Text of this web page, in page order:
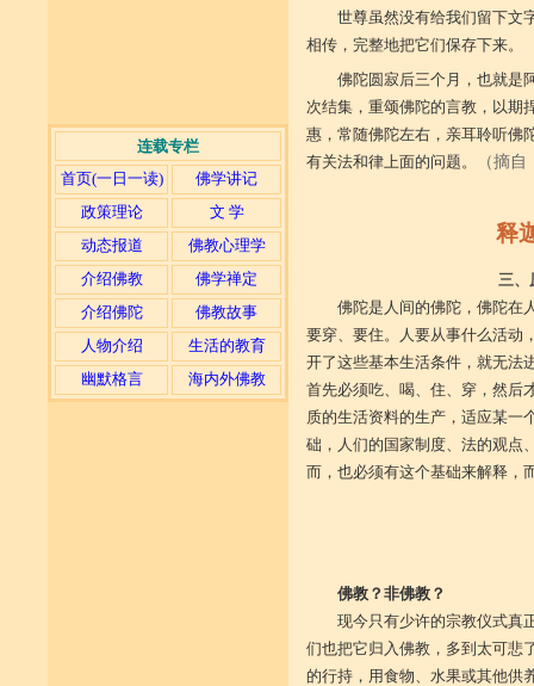
连载专栏
首页(一日一读)
佛学讲记
政策理论
文 学
动态报道
佛教心理学
介绍佛教
佛学禅定
介绍佛陀
佛教故事
人物介绍
生活的教育
幽默格言
海内外佛教
世尊虽然没有给我们留下文
相传，完整地把它们保存下来。
佛陀圆寂后三个月，也就是
次结集，重颂佛陀的言教，以期
惠，常随佛陀左右，亲耳聆听佛
有关法和律上面的问题。
（摘
释
三
佛陀是人间的佛陀，佛陀在
要穿、要住。人要从事什么活动
开了这些基本生活条件，就无法
首先必须吃、喝、住、穿，然后
质的生活资料的生产，适应某一
础，人们的国家制度、法的观点
而，也必须有这个基础来解释，
佛教？非佛教？
现今只有少许的宗教仪式真
们也把它归入佛教，多到太可悲
的行持，用食物、水果或其他供